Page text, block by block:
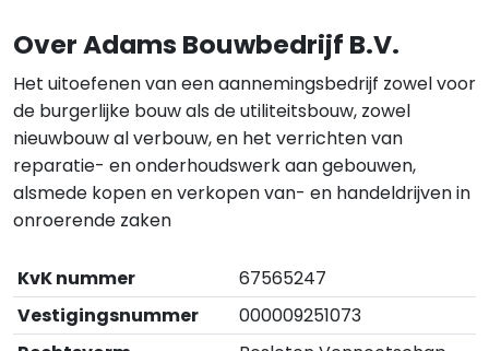
Over Adams Bouwbedrijf B.V.
Het uitoefenen van een aannemingsbedrijf zowel voor
de burgerlijke bouw als de utiliteitsbouw, zowel
nieuwbouw al verbouw, en het verrichten van
reparatie- en onderhoudswerk aan gebouwen,
alsmede kopen en verkopen van- en handeldrijven in
onroerende zaken
KvK nummer
67565247
Vestigingsnummer
000009251073